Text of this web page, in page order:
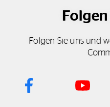
Folgen Sie uns und